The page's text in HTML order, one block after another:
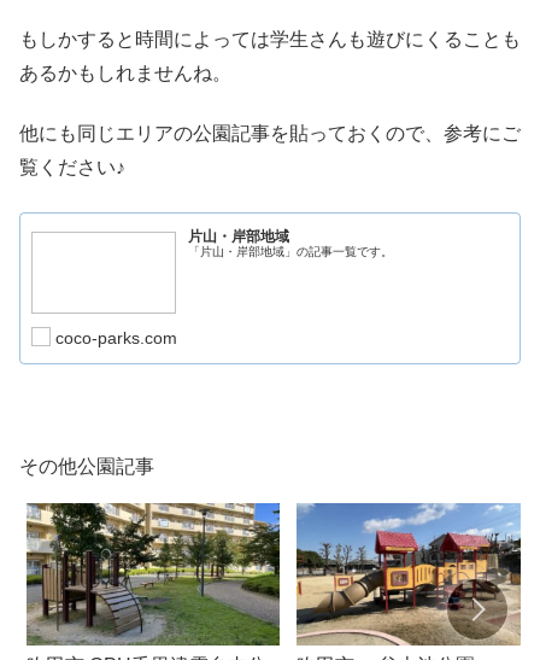
もしかすると時間によっては学生さんも遊びにくることも
あるかもしれませんね。
他にも同じエリアの公園記事を貼っておくので、参考にご
覧ください♪
片山・岸部地域
「片山・岸部地域」の記事一覧です。
coco-parks.com
その他公園記事